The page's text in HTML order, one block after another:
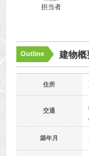
担当者
Outline 建物概
住所
交通
築年月